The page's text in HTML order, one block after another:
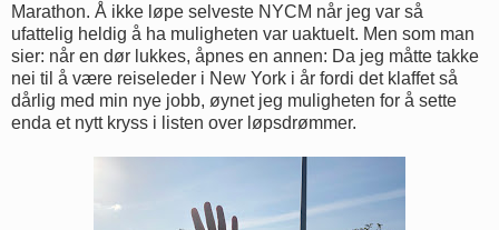
Marathon. Å ikke løpe selveste NYCM når jeg var så
ufattelig heldig å ha muligheten var uaktuelt. Men som man
sier: når en dør lukkes, åpnes en annen: Da jeg måtte takke
nei til å være reiseleder i New York i år fordi det klaffet så
dårlig med min nye jobb, øynet jeg muligheten for å sette
enda et nytt kryss i listen over løpsdrømmer.